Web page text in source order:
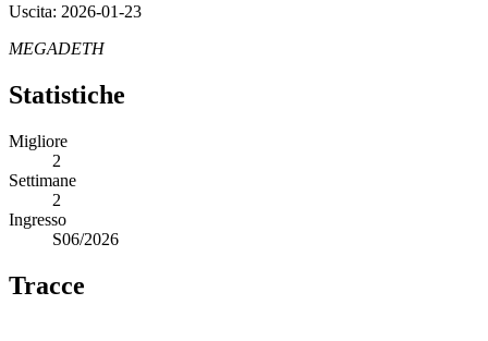
Uscita: 2026-01-23
MEGADETH
Statistiche
Migliore
2
Settimane
2
Ingresso
S06/2026
Tracce